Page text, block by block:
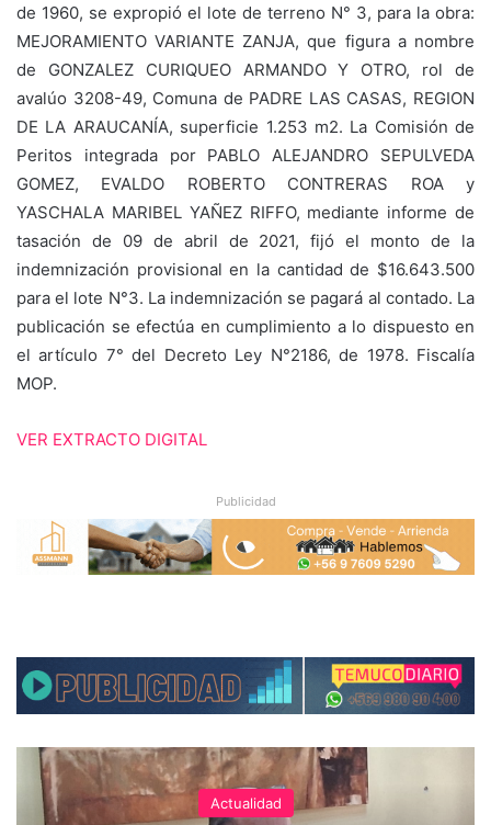
de 1960, se expropió el lote de terreno N° 3, para la obra:
MEJORAMIENTO VARIANTE ZANJA, que figura a nombre
de GONZALEZ CURIQUEO ARMANDO Y OTRO, rol de
avalúo 3208-49, Comuna de PADRE LAS CASAS, REGION
DE LA ARAUCANÍA, superficie 1.253 m2. La Comisión de
Peritos integrada por PABLO ALEJANDRO SEPULVEDA
GOMEZ, EVALDO ROBERTO CONTRERAS ROA y
YASCHALA MARIBEL YAÑEZ RIFFO, mediante informe de
tasación de 09 de abril de 2021, fijó el monto de la
indemnización provisional en la cantidad de $16.643.500
para el lote N°3. La indemnización se pagará al contado. La
publicación se efectúa en cumplimiento a lo dispuesto en
el artículo 7° del Decreto Ley N°2186, de 1978. Fiscalía
MOP.
VER EXTRACTO DIGITAL
Publicidad
Actualidad